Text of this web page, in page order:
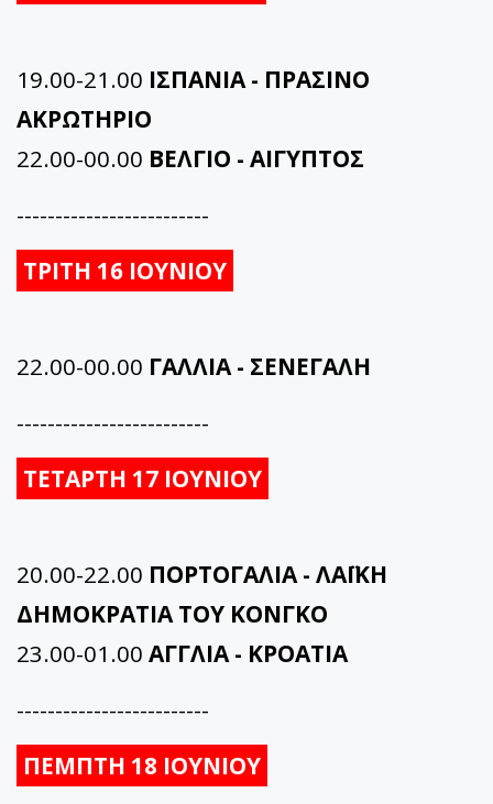
19.00-21.00 ΙΣΠΑΝΙΑ - ΠΡΑΣΙΝΟ
ΑΚΡΩΤΗΡΙΟ
22.00-00.00 ΒΕΛΓΙΟ - ΑΙΓΥΠΤΟΣ
-------------------------
ΤΡΙΤΗ 16 ΙΟΥΝΙΟΥ
22.00-00.00 ΓΑΛΛΙΑ - ΣΕΝΕΓΑΛΗ
-------------------------
ΤΕΤΑΡΤΗ 17 ΙΟΥΝΙΟΥ
20.00-22.00 ΠΟΡΤΟΓΑΛΙΑ - ΛΑΪΚΗ
ΔΗΜΟΚΡΑΤΙΑ ΤΟΥ ΚΟΝΓΚΟ
23.00-01.00 ΑΓΓΛΙΑ - ΚΡΟΑΤΙΑ
-------------------------
ΠΕΜΠΤΗ 18 ΙΟΥΝΙΟΥ